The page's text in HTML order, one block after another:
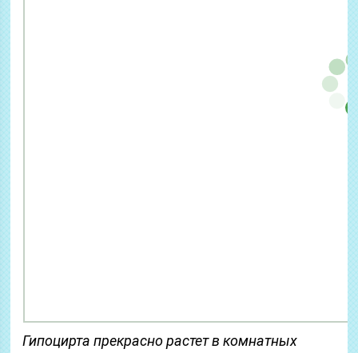
Гипоцирта прекрасно растет в комнатных